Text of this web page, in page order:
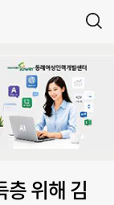
위해 김